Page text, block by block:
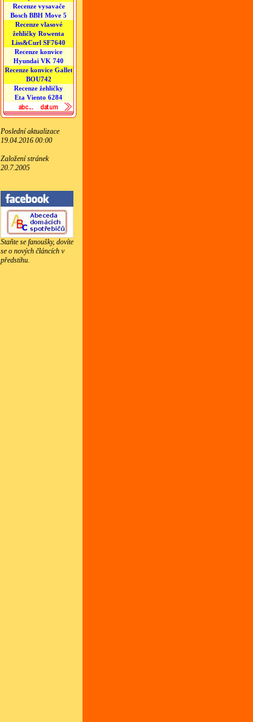
Recenze vysavače
Bosch BBH Move 5
Recenze vlasové
žehličky Rowenta
Liss&Curl SF7640
Recenze konvice
Hyundai VK 740
Recenze konvice Gallet
BOU742
Recenze žehličky
Eta Viento 6284
Poslední aktualizace
19.04.2016 00:00
Založení stránek
20.7.2005
Staňte se fanoušky, dovíte
se o nových článcích v
předstihu.